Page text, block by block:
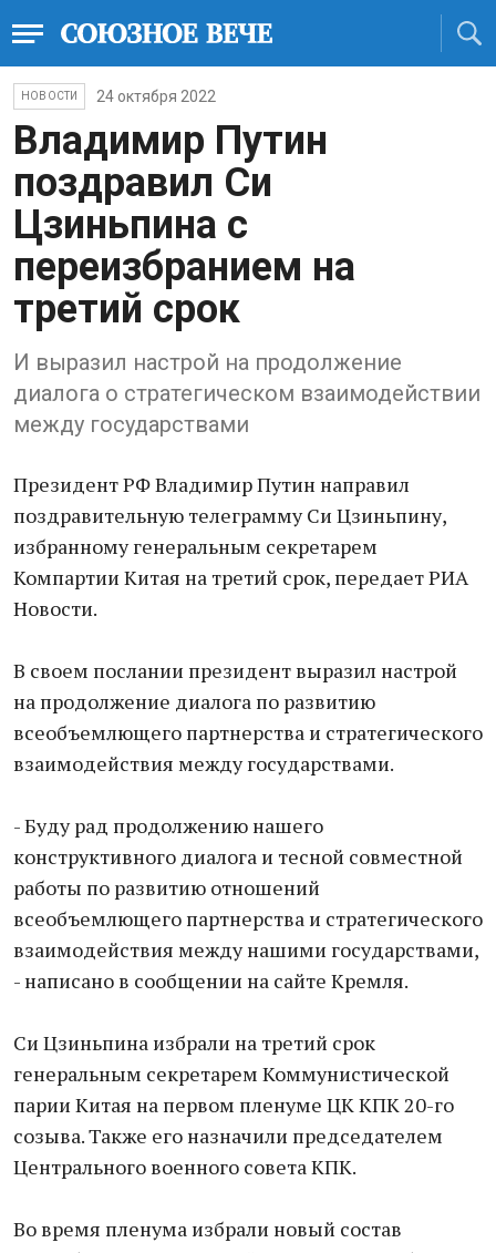
НОВОСТИ 24 октября 2022
Владимир Путин
поздравил Си
Цзиньпина с
переизбранием на
третий срок
И выразил настрой на продолжение
диалога о стратегическом взаимодействии
между государствами
Президент РФ Владимир Путин направил
поздравительную телеграмму Си Цзиньпину,
избранному генеральным секретарем
Компартии Китая на третий срок, передает РИА
Новости.
В своем послании президент выразил настрой
на продолжение диалога по развитию
всеобъемлющего партнерства и стратегического
взаимодействия между государствами.
- Буду рад продолжению нашего
конструктивного диалога и тесной совместной
работы по развитию отношений
всеобъемлющего партнерства и стратегического
взаимодействия между нашими государствами,
- написано в сообщении на сайте Кремля.
Си Цзиньпина избрали на третий срок
генеральным секретарем Коммунистической
парии Китая на первом пленуме ЦК КПК 20-го
созыва. Также его назначили председателем
Центрального военного совета КПК.
Во время пленума избрали новый состав